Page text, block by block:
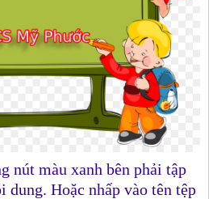
nút màu xanh bên phải tập
Hoặc nhấp vào tên tệp